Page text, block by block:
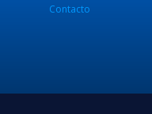
Contacto